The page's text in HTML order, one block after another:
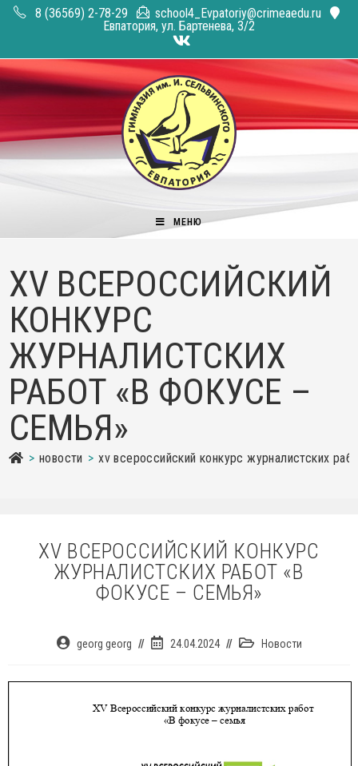
Перейти
8 (36569) 2-78-29
school4_Evpatoriy@crimeaedu.ru
Евпатория, ул. Бартенева, 3/2
МЕНЮ
XV ВСЕРОССИЙСКИЙ
КОНКУРС
ЖУРНАЛИСТСКИХ
РАБОТ «В ФОКУСЕ –
СЕМЬЯ»
> новости > xv всероссийский конкурс журналистских
XV ВСЕРОССИЙСКИЙ КОНКУРС
ЖУРНАЛИСТСКИХ РАБОТ «В
ФОКУСЕ – СЕМЬЯ»
Авторgeorg georg
Запись24.04.2024
РубрикаНовости